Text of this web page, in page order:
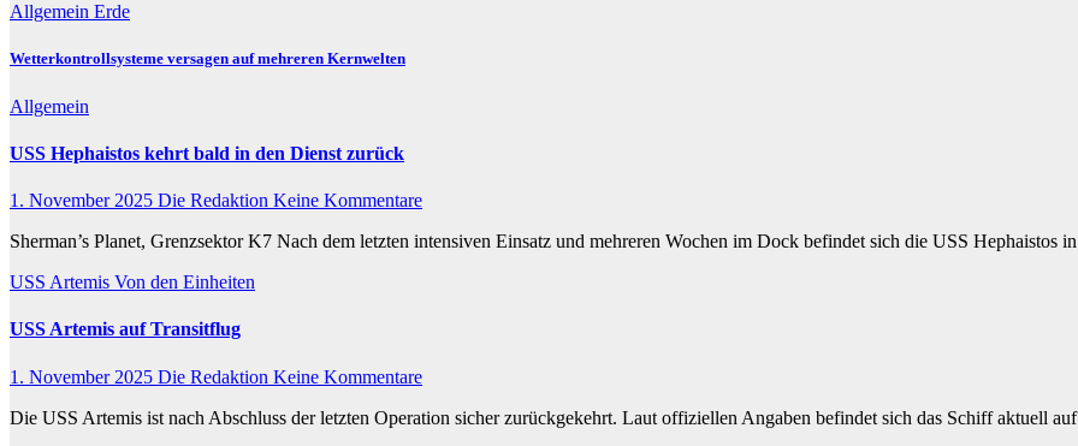
Allgemein Erde
Wetterkontrollsysteme versagen auf mehreren Kernwelten
Allgemein
USS Hephaistos kehrt bald in den Dienst zurück
1. November 2025 Die Redaktion Keine Kommentare
Sherman’s Planet, Grenzsektor K7 Nach dem letzten intensiven Einsatz und mehreren Wochen im Dock befindet sich die USS Hephaistos
USS Artemis Von den Einheiten
USS Artemis auf Transitflug
1. November 2025 Die Redaktion Keine Kommentare
Die USS Artemis ist nach Abschluss der letzten Operation sicher zurückgekehrt. Laut offiziellen Angaben befindet sich das Schiff aktuell